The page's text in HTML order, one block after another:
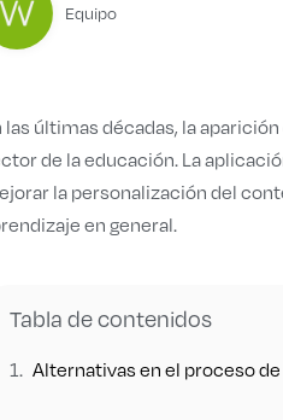
Equipo
las últimas décadas, la
de la educación. La
la personalización del
en general.
Tabla de contenidos
Alternativas en el proceso